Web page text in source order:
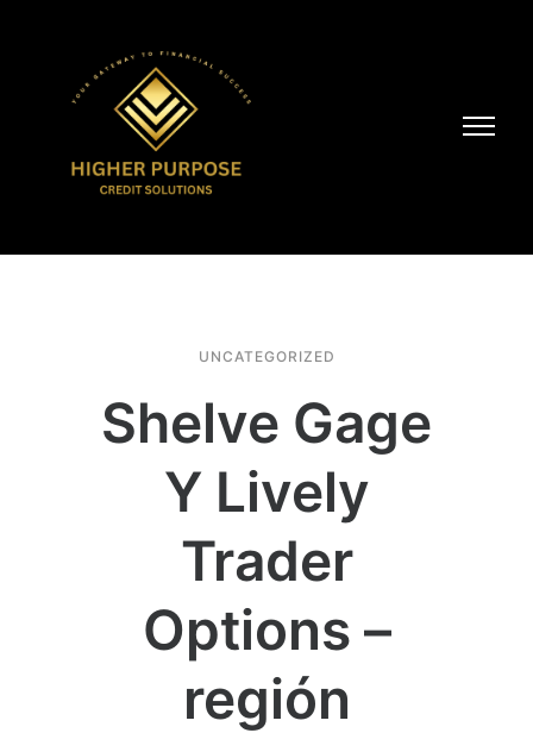
UNCATEGORIZED
Shelve Gage
Y Lively
Trader
Options –
región